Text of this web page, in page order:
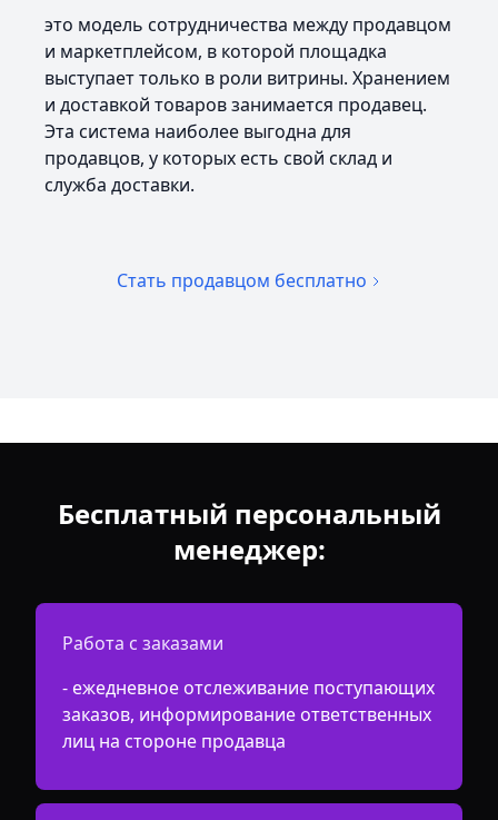
это модель сотрудничества между продавцом
и маркетплейсом, в которой площадка
выступает только в роли витрины. Хранением
и доставкой товаров занимается продавец.
Эта система наиболее выгодна для
продавцов, у которых есть свой склад и
служба доставки.
Стать продавцом бесплатно
Бесплатный персональный
менеджер:
Работа с заказами
- ежедневное отслеживание поступающих
заказов, информирование ответственных
лиц на стороне продавца